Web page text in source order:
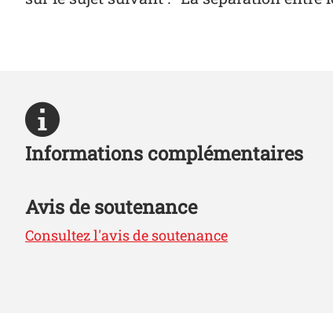
Informations complémentaires
Avis de soutenance
Consultez l'avis de soutenance